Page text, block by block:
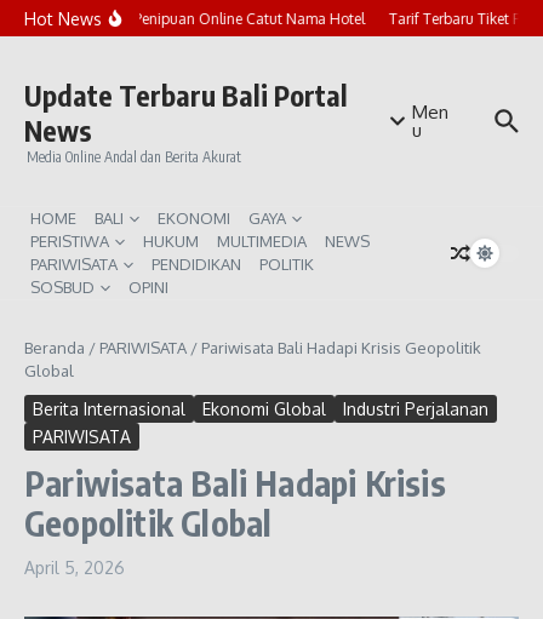
Lewati ke konten
Hot NewsMarak Penipuan Online Catut Nama Hotel Tarif Terbaru Tiket
Update Terbaru Bali Portal
News
Media Online Andal dan Berita Akurat
Men
u
HOME BALI EKONOMI
GAYA
PERISTIWA
HUKUM MULTIMEDIA
NEWS
PARIWISATA
PENDIDIKAN
POLITIK
SOSBUD
OPINI
Beranda / PARIWISATA / Pariwisata Bali Hadapi Krisis Geopolitik
Global
Berita Internasional Ekonomi Global
Industri Perjalanan
PARIWISATA
Pariwisata Bali Hadapi Krisis
Geopolitik Global
April 5, 2026